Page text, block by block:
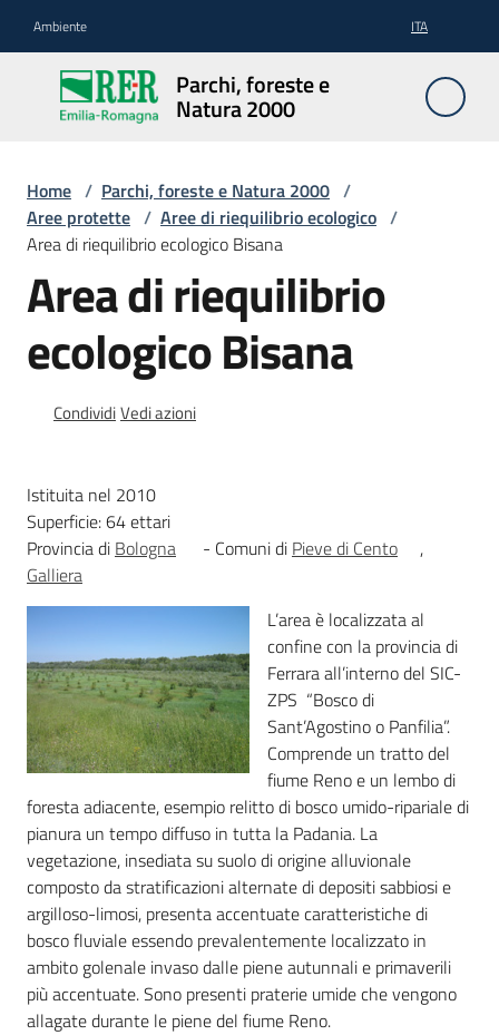
Ambiente ITA
Parchi, foreste e
Natura 2000
Parchi,
foreste
e
2000
Aree
Protette
Rete
Natura
Foreste
Biodiversità
Consultazione
Seguici
su
Home / Parchi, foreste e Natura 2000 /
Aree protette / Aree di riequilibrio ecologico /
Area di riequilibrio ecologico Bisana
Area di riequilibrio
ecologico Bisana
CondividiVedi azioni
Istituita nel 2010
Superficie: 64 ettari
Provincia di Bologna - Comuni di Pieve di Cento
,
Galliera
L’area è localizzata al
confine con la provincia di
Ferrara all’interno del SIC-
ZPS “Bosco di
Sant’Agostino o Panfilia”.
Comprende un tratto del
fiume Reno e un lembo di
foresta adiacente, esempio relitto di bosco umido-ripariale di
pianura un tempo diffuso in tutta la Padania. La
vegetazione, insediata su suolo di origine alluvionale
composto da stratificazioni alternate di depositi sabbiosi e
argilloso-limosi, presenta accentuate caratteristiche di
bosco fluviale essendo prevalentemente localizzato in
ambito golenale invaso dalle piene autunnali e primaverili
più accentuate. Sono presenti praterie umide che vengono
allagate durante le piene del fiume Reno.